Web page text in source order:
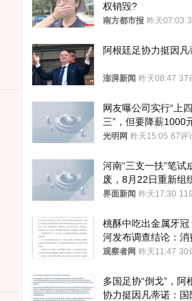
权销毁?
南方都市报 昨天07:03
阿根廷足协力挺因凡
澎湃新闻 昨天08:47 37
网友曝公司实行“上
三”，但要降薪1000
接受只能辞职
光明网 昨天15:05 67评
河南“三支一扶”笔试
废，8月22日重新组
界面新闻 昨天17:30
桃酥中吃出金属牙冠
河发布调查结论：消
澄清，所发视频情况
观察者网 昨天11:47 30
多国足协“倒戈”，阿
协力挺因凡蒂诺：国